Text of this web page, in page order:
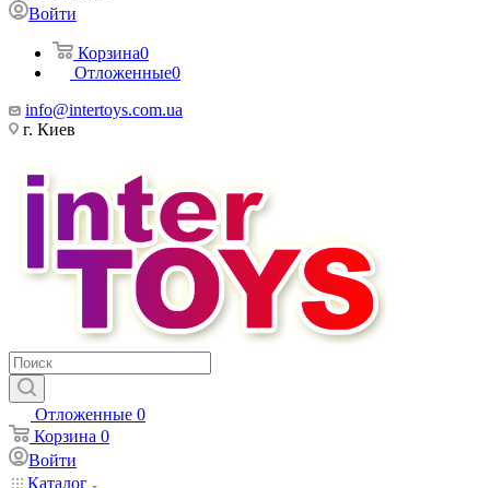
Войти
Корзина0
Отложенные0
info@intertoys.com.ua
г. Киев
Отложенные 0
Корзина 0
Войти
Каталог